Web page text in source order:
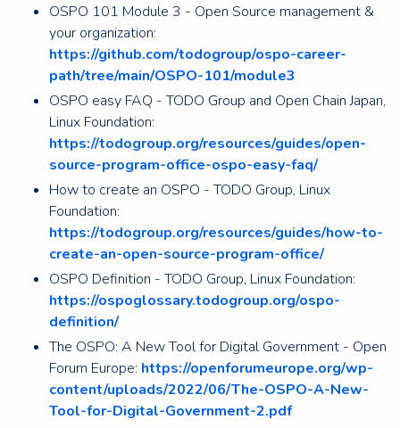
OSPO 101 Module 3 - Open Source management &
your organization:
https://github.com/todogroup/ospo-career-
path/tree/main/OSPO-101/module3
OSPO easy FAQ - TODO Group and Open Chain Japan,
Linux Foundation:
https://todogroup.org/resources/guides/open-
source-program-office-ospo-easy-faq/
How to create an OSPO - TODO Group, Linux
Foundation:
https://todogroup.org/resources/guides/how-to-
create-an-open-source-program-office/
OSPO Definition - TODO Group, Linux Foundation:
https://ospoglossary.todogroup.org/ospo-
definition/
The OSPO: A New Tool for Digital Government - Open
Forum Europe: https://openforumeurope.org/wp-
content/uploads/2022/06/The-OSPO-A-New-
Tool-for-Digital-Government-2.pdf